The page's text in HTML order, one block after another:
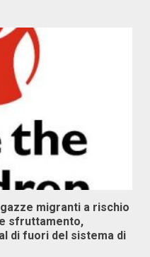
migranti a rischio
sfruttamento,
di fuori del sistema di